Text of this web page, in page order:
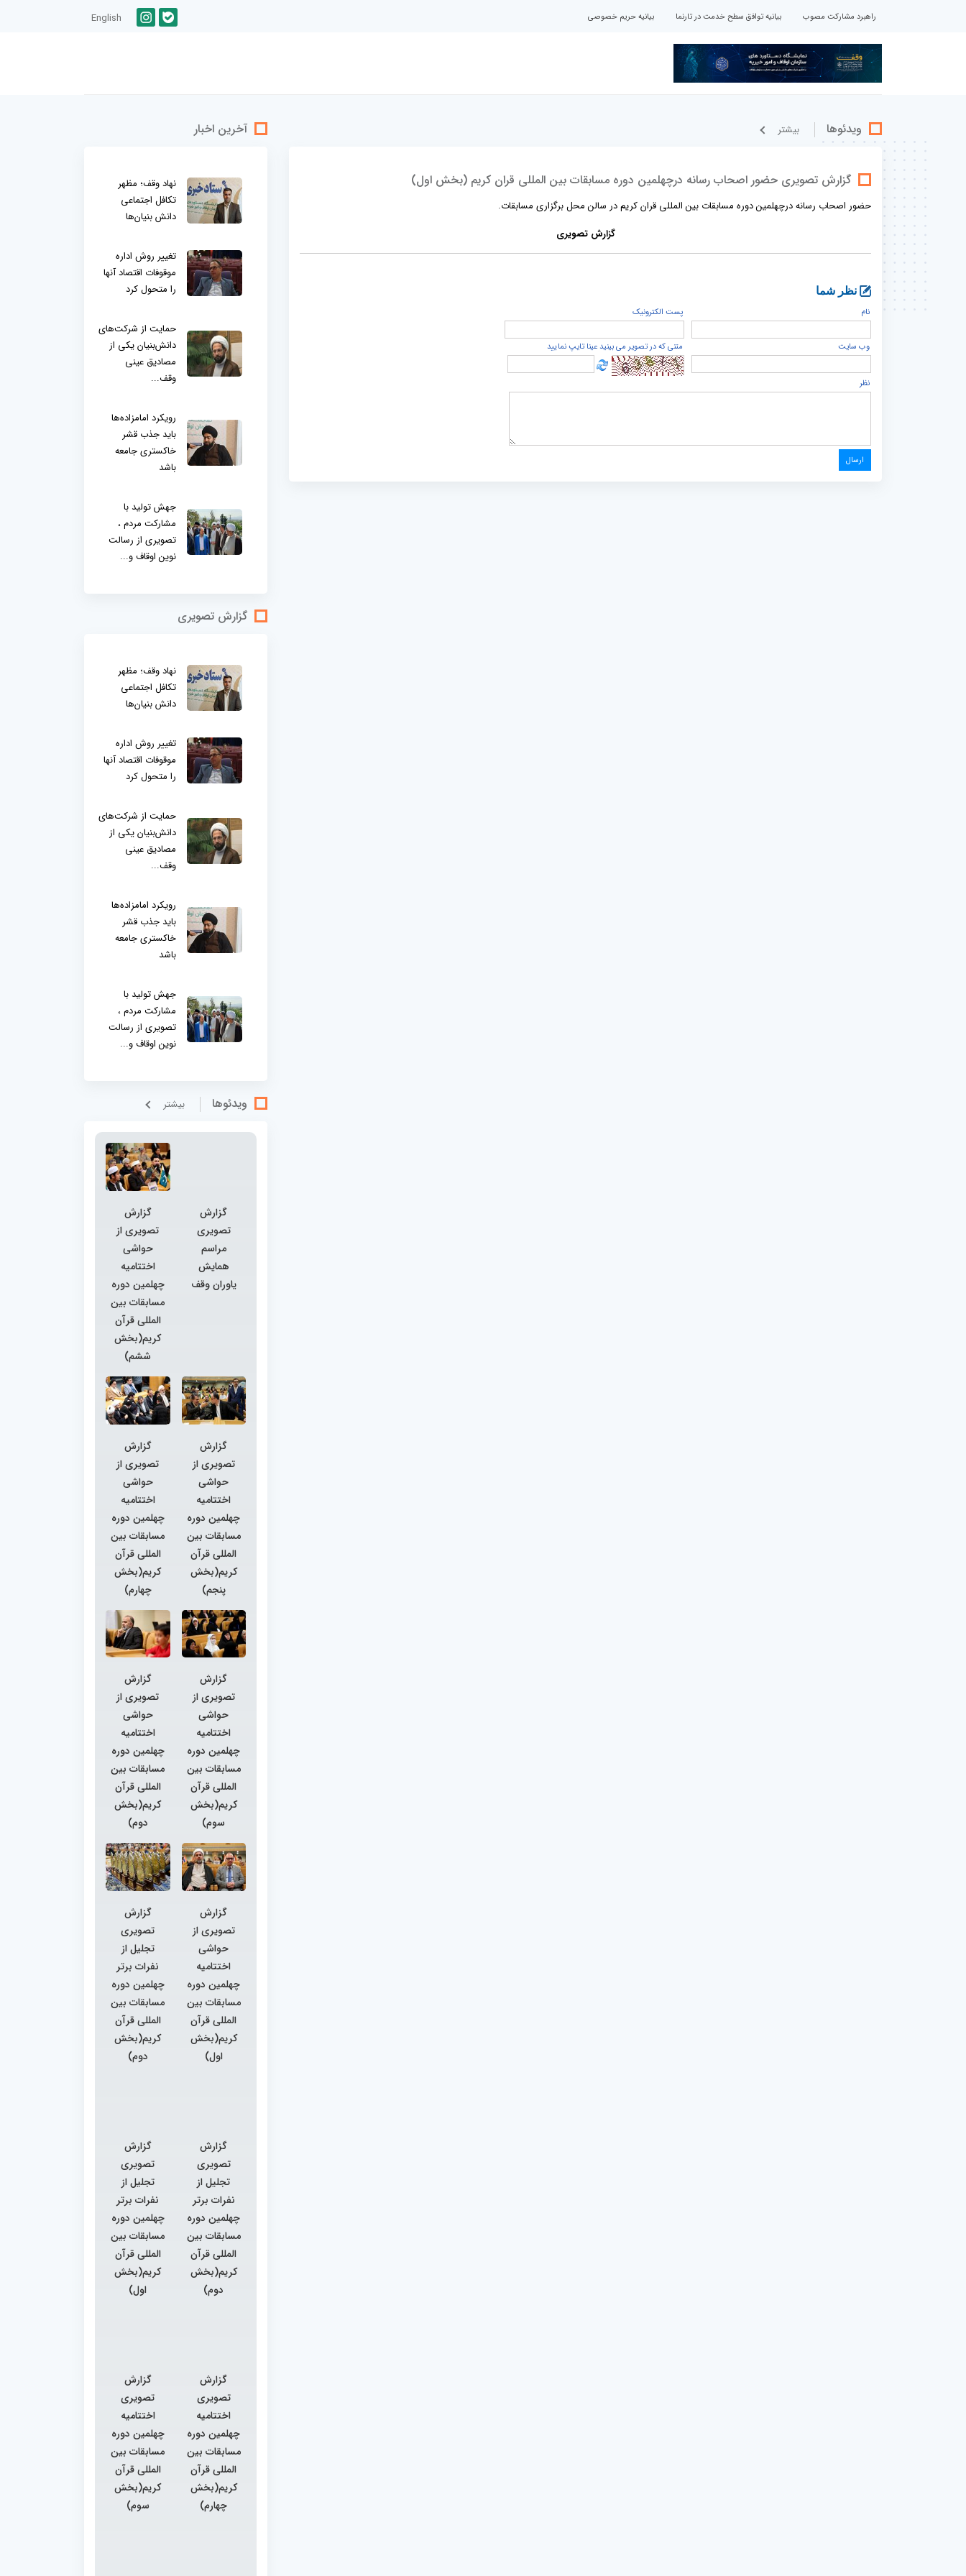
راهبرد مشارکت مصوب بیانیه توافق سطح خدمت در تارنما بیانیه حریم خصوصی English
ویدئوها بيشتر
گزارش تصویری حضور اصحاب رسانه درچهلمین دوره مسابقات بین المللی قران کریم (بخش اول)
حضور اصحاب رسانه درچهلمین دوره مسابقات بین المللی قران کریم در سالن محل برگزاری مسابقات.
گزارش تصویری
نظر شما
نام
پست الكترونيک
وب سایت متنی که در تصویر می بینید عینا تایپ نمایید
نظر
آخرین اخبار
نهاد وقف؛ مظهر
تکافل اجتماعی
دانش بنیان‌ها
تغییر روش اداره
موقوفات اقتصاد آنها
را متحول کرد
حمایت از شرکت‌های
دانش‌بنیان یکی از
مصادیق عینی
وقف...
رویکرد امامزاده‌ها
باید جذب قشر
خاکستری جامعه
باشد
جهش تولید با
مشارکت مردم ،
تصویری از رسالت
نوین اوقاف و...
گزارش تصویری
نهاد وقف؛ مظهر
تکافل اجتماعی
دانش بنیان‌ها
تغییر روش اداره
موقوفات اقتصاد آنها
را متحول کرد
حمایت از شرکت‌های
دانش‌بنیان یکی از
مصادیق عینی
وقف...
رویکرد امامزاده‌ها
باید جذب قشر
خاکستری جامعه
باشد
جهش تولید با
مشارکت مردم ،
تصویری از رسالت
نوین اوقاف و...
ویدئوها بيشتر
گزارش
تصویری
مراسم
همایش
یاوران وقف
گزارش
تصویری از
حواشی
اختتامیه
چهلمین دوره
مسابقات بین
المللی قرآن
کریم(بخش
ششم)
گزارش
تصویری از
حواشی
اختتامیه
چهلمین دوره
مسابقات بین
المللی قرآن
کریم(بخش
پنجم)
گزارش
تصویری از
حواشی
اختتامیه
چهلمین دوره
مسابقات بین
المللی قرآن
کریم(بخش
چهارم)
گزارش
تصویری از
حواشی
اختتامیه
چهلمین دوره
مسابقات بین
المللی قرآن
کریم(بخش
سوم)
گزارش
تصویری از
حواشی
اختتامیه
چهلمین دوره
مسابقات بین
المللی قرآن
کریم(بخش
دوم)
گزارش
تصویری از
حواشی
اختتامیه
چهلمین دوره
مسابقات بین
المللی قرآن
کریم(بخش
اول)
گزارش
تصویری
تجلیل از
نفرات برتر
چهلمین دوره
مسابقات بین
المللی قرآن
کریم(بخش
دوم)
گزارش
تصویری
تجلیل از
نفرات برتر
چهلمین دوره
مسابقات بین
المللی قرآن
کریم(بخش
دوم)
گزارش
تصویری
تجلیل از
نفرات برتر
چهلمین دوره
مسابقات بین
المللی قرآن
کریم(بخش
اول)
گزارش
تصویری
اختتامیه
چهلمین دوره
مسابقات بین
المللی قرآن
کریم(بخش
چهارم)
گزارش
تصویری
اختتامیه
چهلمین دوره
مسابقات بین
المللی قرآن
کریم(بخش
سوم)